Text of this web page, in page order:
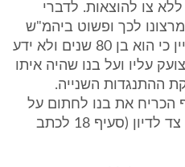
צו להוצאות. לדברי
לכך ופשוט ביהמ"ש
הטיל עליו מורא. התובע מציין כי הוא בן 80 שנים ולא ידע
עליו ועל בנו שהיה איתו
ההתנגדות השנייה.
הכריח את בנו לחתום על
הסכם הפשרה אף שלא היה צד לדיון (סעיף 18 לכתב